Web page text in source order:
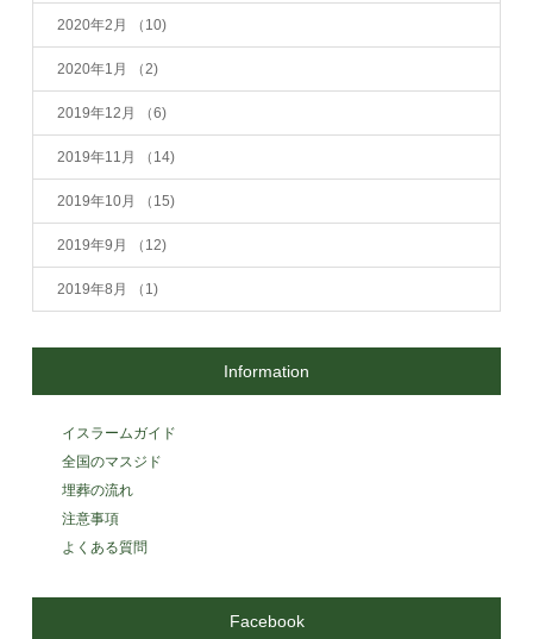
2020年2月 （10)
2020年1月 （2)
2019年12月 （6)
2019年11月 （14)
2019年10月 （15)
2019年9月 （12)
2019年8月 （1)
Information
イスラームガイド
全国のマスジド
埋葬の流れ
注意事項
よくある質問
Facebook